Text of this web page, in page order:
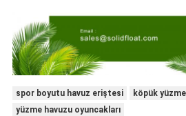
spor boyutu havuz eriştesi
köpük
yüzme havuzu oyuncakları